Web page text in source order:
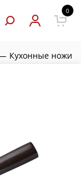
0
Кухонные ножи